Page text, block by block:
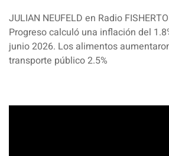
JULIAN NEUFELD en Radio
Progreso calculó una inflación del
junio 2026. Los alimentos
transporte público 2.5%